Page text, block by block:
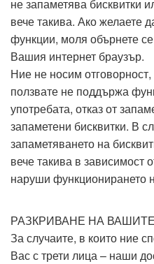
не запаметява бисквитки
вече такива. Ако желаете
функции, моля обърнете
Вашия интернет браузър.
Ние не носим
ползвате не поддържа
употребата, отказ от
запаметени бисквитки. В
запаметяването на
вече такива в зависимост
наруши функционирането
РАЗКРИВАНЕ НА
За случаите, в които ние
Вас с трети лица – наши